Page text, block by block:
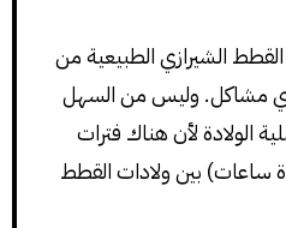
الشيرازي الطبيعية من
أي مشاكل. وليس من السهل
الولادة لأن هناك فترات
ساعات) بين ولادات القطط